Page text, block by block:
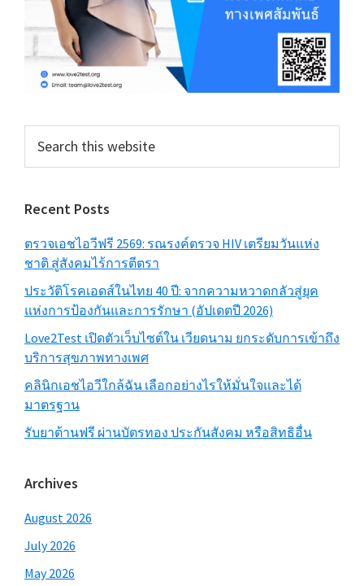
this
website
Recent Posts
ตรวจเอชไอวีฟรี 2569: รณรงค์ตรวจ HIV เตรียมวันแห่ง
ชาติ สู่สังคมไร้การตีตรา
ประวัติโรคเอดส์ในไทย 40 ปี: จากความหวาดกลัวสู่ยุค
แห่งการป้องกันและการรักษา (อัปเดตปี 2026)
Love2Test เปิดตัวเว็บไซต์ใน เวียดนาม ยกระดับการเข้าถึง
บริการสุขภาพทางเพศ
คลินิกเอชไอวีใกล้ฉัน เลือกอย่างไรให้มั่นใจและได้
มาตรฐาน
รับยาต้านฟรี ผ่านบัตรทอง ประกันสังคม หรือสิทธิอื่น
Archives
August 2026
July 2026
May 2026